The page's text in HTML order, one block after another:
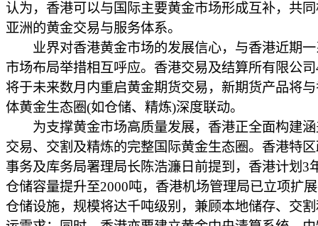
认为，香港可以与国际主要黄金市场形成互补，共
亚洲的黄金交易与服务体系。
业界对香港黄金市场的发展信心，与香港近期一
市场布局举措相互呼应。香港交易及结算所有限公
将于未来数月内重启黄金期货交易，新期货产品将
体黄金生态圈(如仓储、精炼)深度联动。
为支撑黄金市场高质量发展，香港正全面构建涵
交易、交割及精炼的完整国际黄金生态圈。香港特
事务及库务局署理局长陈浩濂日前提到，香港计划3
仓储容量提升至2000吨，香港机场管理局已立项扩
仓储设施，规模将达千吨级别，兼顾本地储存、交